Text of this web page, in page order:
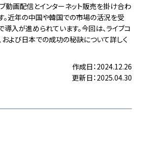
動画配信とインターネット販売を掛け合わ
。近年の中国や韓国での市場の活況を受
入が進められています。今回は、ライブコ
および日本での成功の秘訣について詳しく
作成日：2024.12.26
更新日：2025.04.30